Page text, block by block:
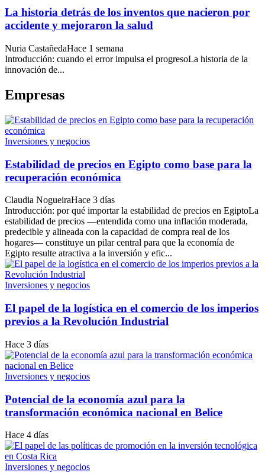
La historia detrás de los inventos que nacieron por
accidente y mejoraron la salud
Nuria CastañedaHace 1 semana
Introducción: cuando el error impulsa el progresoLa historia de la
innovación de...
Empresas
Inversiones y negocios
Estabilidad de precios en Egipto como base para la
recuperación económica
Claudia NogueiraHace 3 días
Introducción: por qué importar la estabilidad de precios en EgiptoLa
estabilidad de precios —entendida como una inflación moderada,
predecible y alineada con la capacidad de compra real de los
hogares— constituye un pilar central para que la economía de
Egipto resulte atractiva a la inversión y efic...
Inversiones y negocios
El papel de la logística en el comercio de los imperios
previos a la Revolución Industrial
Hace 3 días
Inversiones y negocios
Potencial de la economía azul para la
transformación económica nacional en Belice
Hace 4 días
Inversiones y negocios